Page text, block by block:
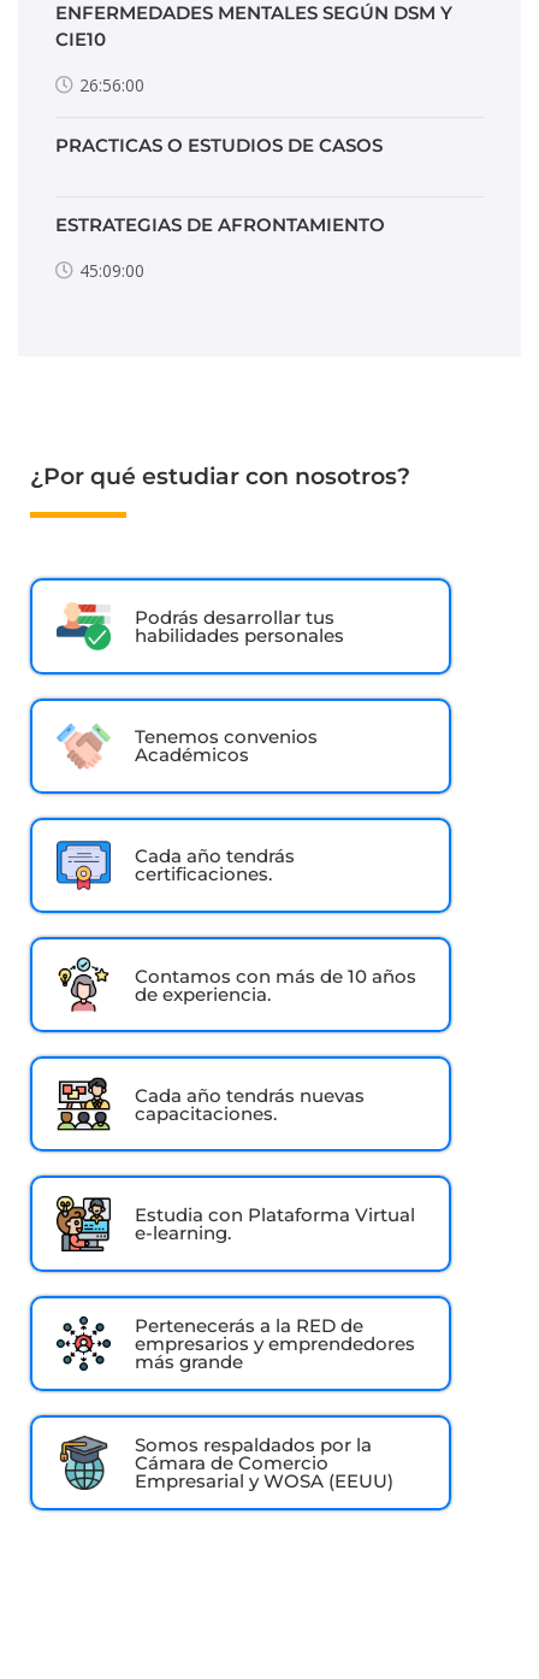
ENFERMEDADES MENTALES SEGÚN DSM Y
CIE10
26:56:00
PRACTICAS O ESTUDIOS DE CASOS
ESTRATEGIAS DE AFRONTAMIENTO
45:09:00
¿Por qué estudiar con nosotros?
Podrás desarrollar tus
habilidades personales
Tenemos convenios
Académicos
Cada año tendrás
certificaciones.
Contamos con más de 10 años
de experiencia.
Cada año tendrás nuevas
capacitaciones.
Estudia con Plataforma Virtual
e-learning.
Pertenecerás a la RED de
empresarios y emprendedores
más grande
Somos respaldados por la
Cámara de Comercio
Empresarial y WOSA (EEUU)